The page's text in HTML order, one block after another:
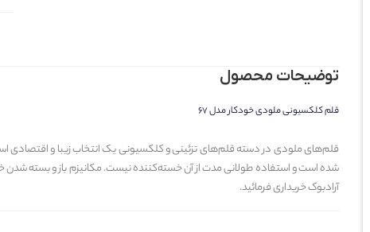
توضیحات محصول
قلم کلکسیونی ملودی خودکار مدل 67
آرادبوک خریداری فرمائید.